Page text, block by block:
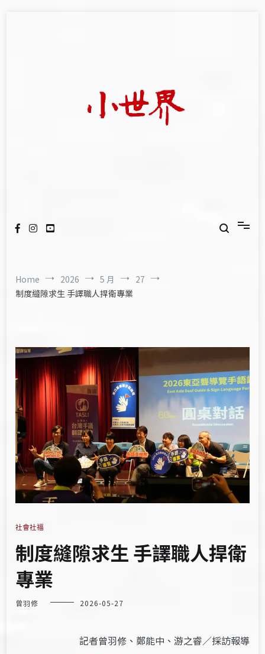
Home 2026 5 月
27
制度縫隙求生 手譯職人捍衛專業
社會社福
制度縫隙求生 手譯職人捍衛
專業
曾羽修 2026-05-27
記者曾羽修、鄭能中、游之睿／採訪報導